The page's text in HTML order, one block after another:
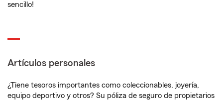
sencillo!
Artículos personales
¿Tiene tesoros importantes como coleccionables, joyería,
equipo deportivo y otros? Su póliza de seguro de propietarios